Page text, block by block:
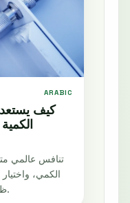
ARABIC
كيف يستعد
تنافس عالمي
الكمي،
ظل تهديدات تتطور بسرعة كبيرة.